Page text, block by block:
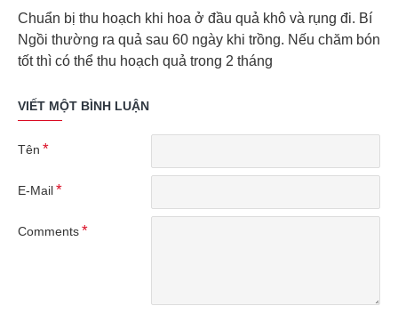
Chuẩn bị thu hoạch khi hoa ở đầu quả khô và rụng đi. Bí
Ngồi thường ra quả sau 60 ngày khi trồng. Nếu chăm bón
tốt thì có thể thu hoạch quả trong 2 tháng
VIẾT MỘT BÌNH LUẬN
Tên
E-Mail
Comments